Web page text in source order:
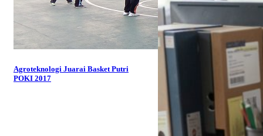
Agroteknologi Juarai Basket Putri
POKI 2017